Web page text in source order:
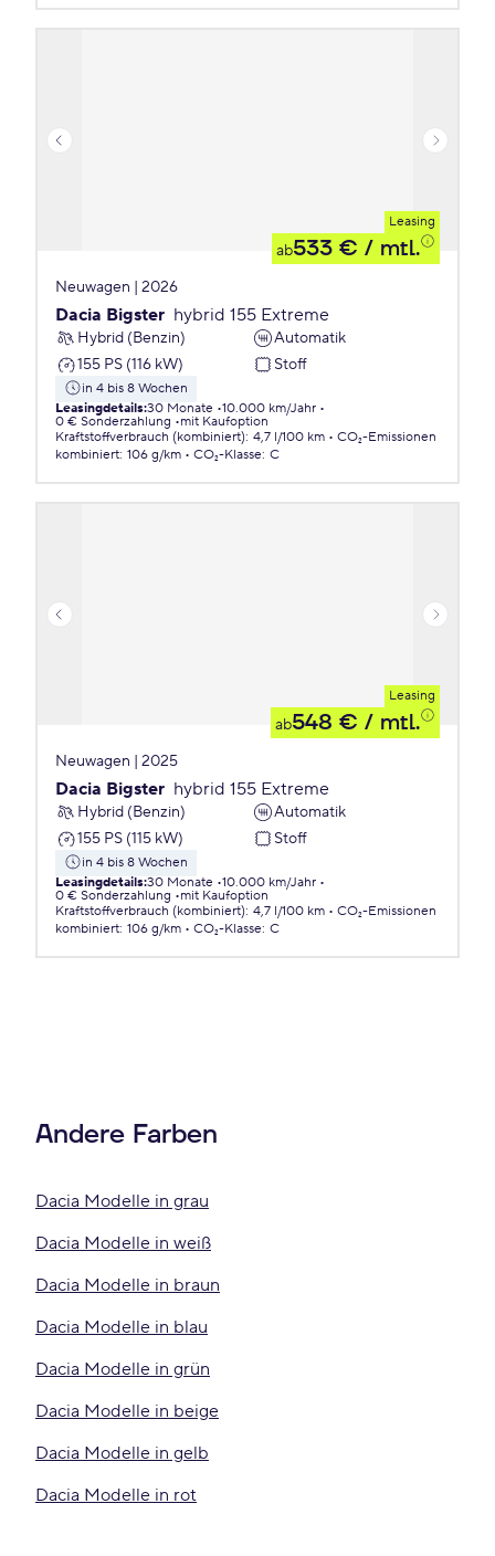
Leasing
ab533 € / mtl.
Neuwagen | 2026
Dacia Bigster hybrid 155 Extreme
Hybrid (Benzin)
Automatik
155 PS (116 kW)
Stoff
in 4 bis 8 Wochen
Leasingdetails:30 Monate 10.000 km/Jahr
0 € Sonderzahlung
mit Kaufoption
Kraftstoffverbrauch (kombiniert): 4,7 l/100 km
CO₂-Emissionen
kombiniert: 106 g/km CO₂-Klasse: C
Leasing
ab548 € / mtl.
Neuwagen | 2025
Dacia Bigster hybrid 155 Extreme
Hybrid (Benzin)
Automatik
155 PS (115 kW)
Stoff
in 4 bis 8 Wochen
Leasingdetails:30 Monate 10.000 km/Jahr
0 € Sonderzahlung
mit Kaufoption
Kraftstoffverbrauch (kombiniert): 4,7 l/100 km
CO₂-Emissionen
kombiniert: 106 g/km CO₂-Klasse: C
Andere Farben
Dacia Modelle in grau
Dacia Modelle in weiß
Dacia Modelle in braun
Dacia Modelle in blau
Dacia Modelle in grün
Dacia Modelle in beige
Dacia Modelle in gelb
Dacia Modelle in rot